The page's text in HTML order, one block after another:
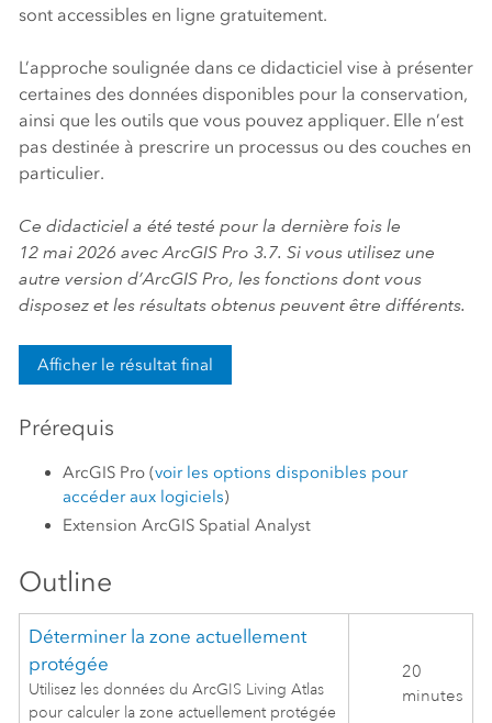
sont accessibles en ligne gratuitement.
L’approche soulignée dans ce didacticiel vise à présenter
certaines des données disponibles pour la conservation,
ainsi que les outils que vous pouvez appliquer. Elle n’est
pas destinée à prescrire un processus ou des couches en
particulier.
Ce didacticiel a été testé pour la dernière fois le
12 mai 2026 avecArcGIS Pro 3.7. Si vous utilisez une
autre version d’ArcGIS Pro, les fonctions dont vous
disposez et les résultats obtenus peuvent être différents.
Afficher le résultat final​
Prérequis
ArcGIS Pro(voir les options disponibles pour
accéder aux logiciels)
Extension ArcGIS Spatial Analyst
Outline
Déterminer la zone actuellement
protégée
Utilisez les données du ArcGIS Living Atlas
pour calculer la zone actuellement protégée
20
minutes